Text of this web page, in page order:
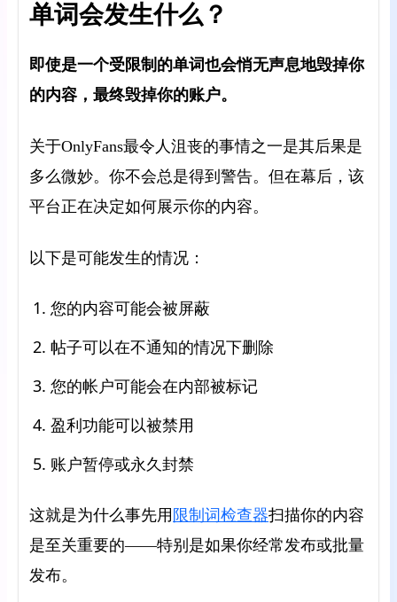
单词会发生什么？
即使是一个受限制的单词也会悄无声息地毁掉你
的内容，最终毁掉你的账户。
关于OnlyFans最令人沮丧的事情之一是其后果是
多么微妙。你不会总是得到警告。但在幕后，该
平台正在决定如何展示你的内容。
以下是可能发生的情况：
您的内容可能会被屏蔽
帖子可以在不通知的情况下删除
您的帐户可能会在内部被标记
盈利功能可以被禁用
账户暂停或永久封禁
这就是为什么事先用 限制词检查器扫描你的内容
是至关重要的——特别是如果你经常发布或批量
发布。